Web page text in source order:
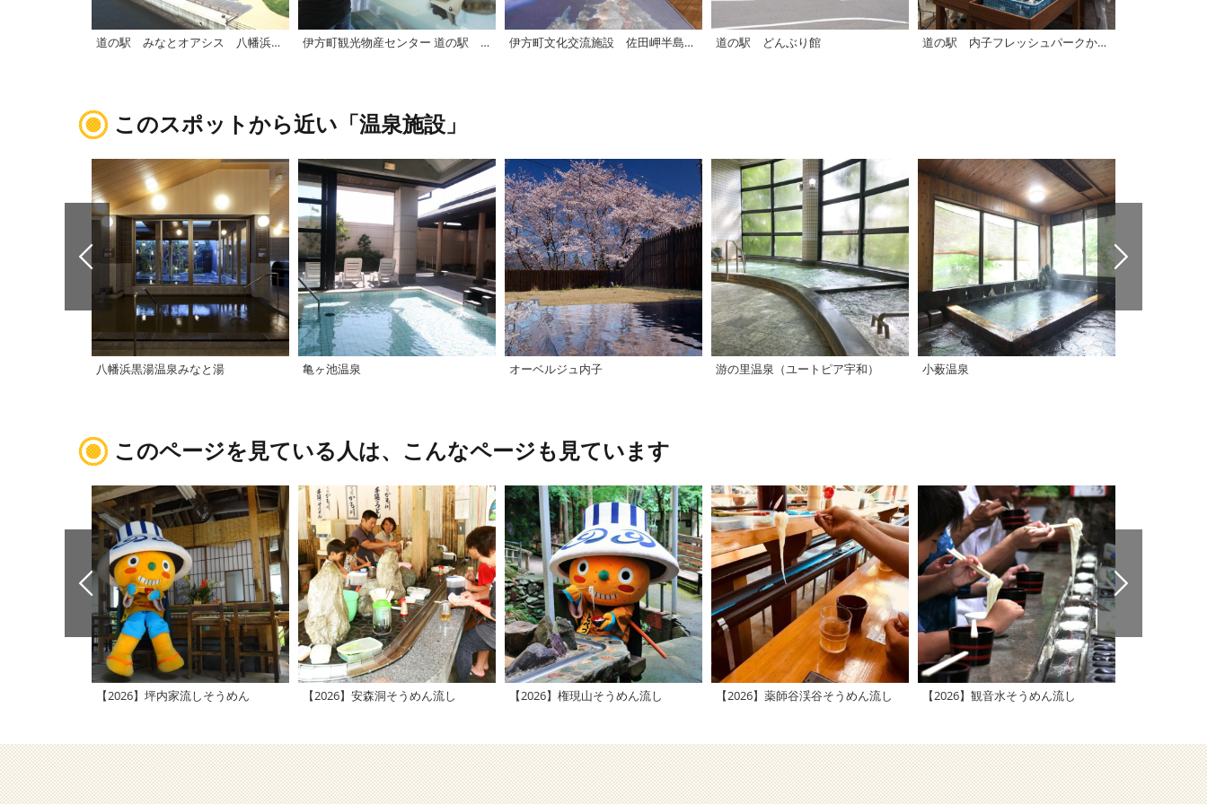
道の駅 みなとオアシス 八幡浜みなっと「みなと交流館」 伊方町観光物産センター 道の駅 「伊方きらら館」 伊方町文化交流施設 佐田岬半島ミュージアム 道の駅 どんぶり館 道の駅 内子フレッシュパークからり「からり直売所」
このスポットから近い「温泉施設」
八幡浜黒湯温泉みなと湯 亀ヶ池温泉 オーベルジュ内子 游の里温泉（ユートピア宇和） 小薮温泉
このページを見ている人は、こんなページも見ています
【2026】坪内家流しそうめん 【2026】安森洞そうめん流し 【2026】権現山そうめん流し 【2026】薬師谷渓谷そうめん流し 【2026】観音水そうめん流し